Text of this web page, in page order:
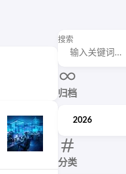
搜索
归档
2026
分类